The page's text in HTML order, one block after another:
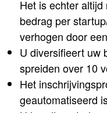
Het is echter
bedrag per
verhogen door
U diversifieert uw
spreiden over 10
Het
geautomatiseerd